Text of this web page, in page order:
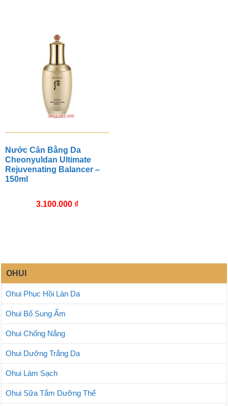
Nước Cân Bằng Da
Cheonyuldan Ultimate
Rejuvenating Balancer –
150ml
3.100.000 ₫
OHUI
Ohui Phục Hồi Làn Da
Ohui Bổ Sung Ẩm
Ohui Chống Nắng
Ohui Dưỡng Trắng Da
Ohui Làm Sạch
Ohui Sữa Tắm Dưỡng Thể